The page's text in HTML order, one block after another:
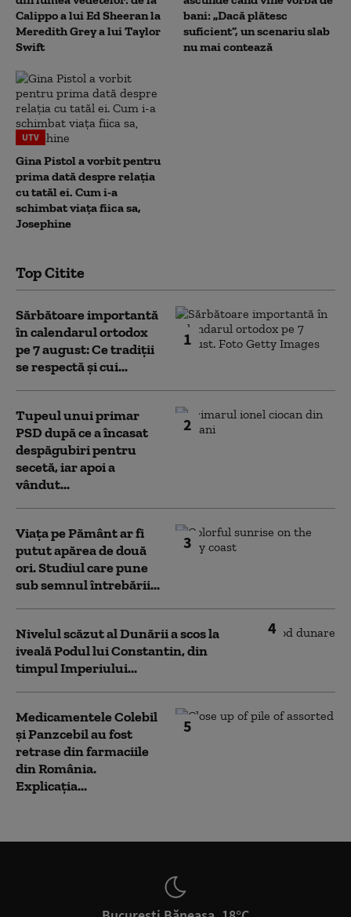
Calippo a lui Ed Sheeran la
Meredith Grey a lui Taylor
Swift
bani: „Dacă plătesc
suficient”, un scenariu slab
nu mai contează
UTV
Gina Pistol a vorbit pentru
prima dată despre relația
cu tatăl ei. Cum i-a
schimbat viața fiica sa,
Josephine
Top Citite
1
Sărbătoare importantă
în calendarul ortodox
pe 7 august: Ce tradiții
se respectă și cui...
2
Tupeul unui primar
PSD după ce a încasat
despăgubiri pentru
secetă, iar apoi a
vândut...
3
Viața pe Pământ ar fi
putut apărea de două
ori. Studiul care pune
sub semnul întrebării...
4
Nivelul scăzut al Dunării a scos la
iveală Podul lui Constantin, din
timpul Imperiului...
5
Medicamentele Colebil
și Panzcebil au fost
retrase din farmaciile
din România.
Explicația...